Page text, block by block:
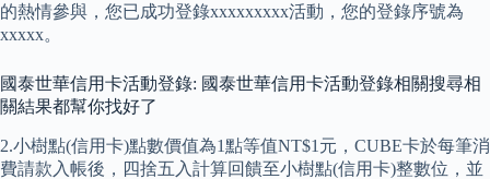
的熱情參與，您已成功登錄xxxxxxxxx活動，您的登錄序號為
xxxxx。
國泰世華信用卡活動登錄: 國泰世華信用卡活動登錄相關搜尋相
關結果都幫你找好了
2.小樹點(信用卡)點數價值為1點等值NT$1元，CUBE卡於每筆消
費請款入帳後，四捨五入計算回饋至小樹點(信用卡)整數位，並